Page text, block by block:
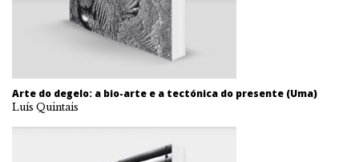
Arte do degelo: a bio-arte e a tectónica do presente (Uma)
Luís Quintais